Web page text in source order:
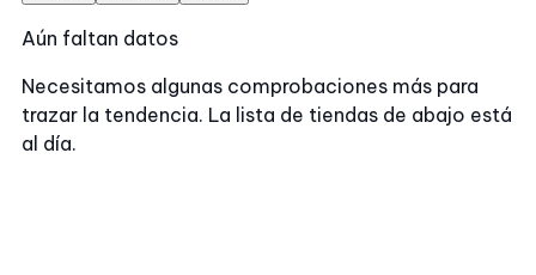
Aún faltan datos
Necesitamos algunas comprobaciones más para
trazar la tendencia. La lista de tiendas de abajo está
al día.